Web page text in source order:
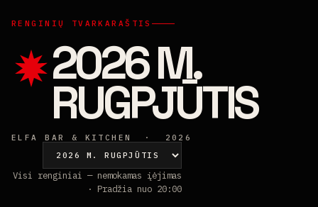
RENGINIŲ TVARKARAŠTIS
2026 M.
RUGPJŪTIS
ELFA BAR & KITCHEN · 2026
Visi renginiai — nemokamas įėjimas
· Pradžia nuo 20:00